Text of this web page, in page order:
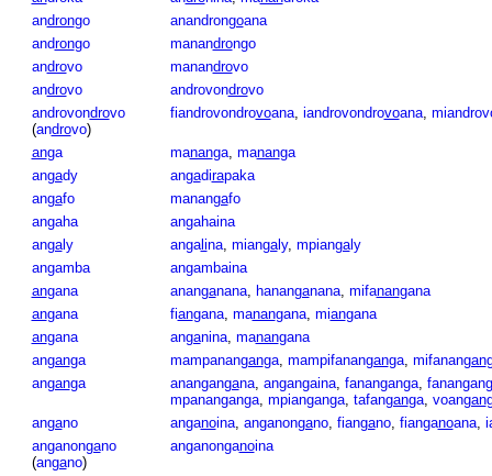
androngo anandrongoana
androngo manandrongo
androvo manandrovo
androvo androvondrovo
androvondrovo
(androvo)
fiandrovondrovoana, iandrovondrovoana,
anga mananga, mananga
angady angadirapaka
angafo manangafo
angaha
angahaina
angaly angalina, miangaly, mpiangaly
angamba
angambaina
angana ananganana, hananganana, mifanangana
angana fiangana, manangana, miangana
angana anganina, manangana
anganga mampananganga, mampifananganga, mifanangan
anganga anangangana, angangaina, fananganga,
mpananganga, mpianganga, tafanganga, voangan
angano anganoina, anganongano, fiangano, fianganoana,
anganongano
(angano)
anganonganoina